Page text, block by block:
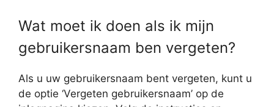
Wat moet ik doen als ik mijn
gebruikersnaam ben vergeten?
Als u uw gebruikersnaam bent vergeten, kunt u
de optie ‘Vergeten gebruikersnaam’ op de